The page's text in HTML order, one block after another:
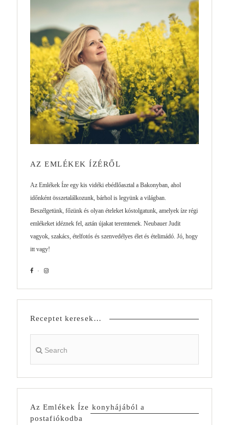
AZ EMLÉKEK ÍZÉRŐL
Az Emlékek Íze egy kis vidéki ebédlőasztal a Bakonyban, ahol
időnként összetalálkozunk, bárhol is legyünk a világban.
Beszélgetünk, főzünk és olyan ételeket kóstolgatunk, amelyek íze régi
emlékeket idéznek fel, aztán újakat teremtenek. Neubauer Judit
vagyok, szakács, ételfotós és szenvedélyes élet és ételimádó. Jó, hogy
itt vagy!
Receptet keresek…
Az Emlékek Íze konyhájából a
postafiókodba